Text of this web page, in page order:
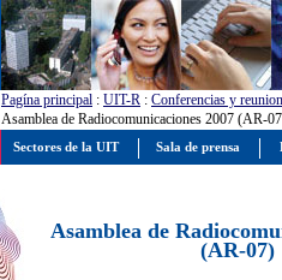
Pagína principal : UIT-R : Conferencias y
Asamblea de Radiocomunicaciones 2007 (AR-
Asamblea de
(AR-07)
Sectores de la UIT Sala de prensa